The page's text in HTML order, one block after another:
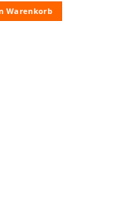
Warenkorb